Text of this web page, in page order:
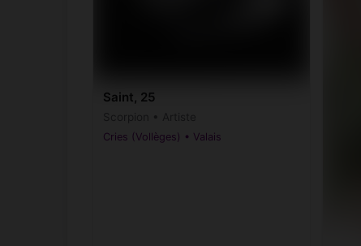
Saint, 25
Cries (Vollèges) • Valais